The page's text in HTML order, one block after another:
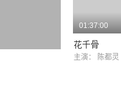
01:37:00
花千骨
主演： 陈都灵